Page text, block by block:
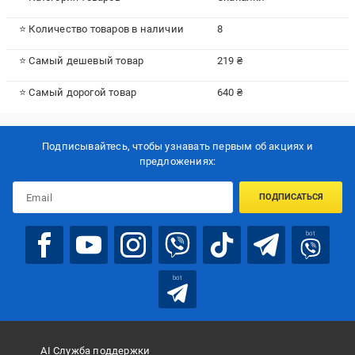
⭐ Количество товаров в наличии 8
⭐ Самый дешевый товар 219 ₴
⭐ Самый дорогой товар 640 ₴
Подписывайтесь, чтобы узнавать первым об акцияx и
предложениях:
ПОДПИСАТЬСЯ
bot
bot
AI Служба поддержки